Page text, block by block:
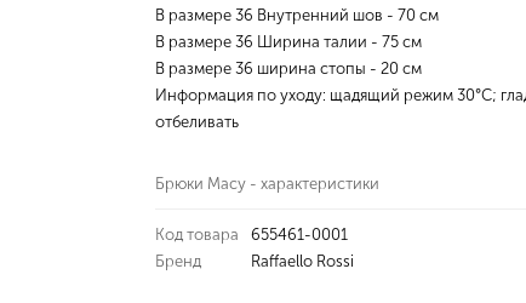
В размере 36 Внутренний шов - 70 см
В размере 36 Ширина талии - 75 см
В размере 36 ширина стопы - 20 см
Информация по уходу: щадящий режим 30°C;
отбеливать
Брюки Macy - характеристики
Код товара
655461-0001
Бренд
Raffaello Rossi